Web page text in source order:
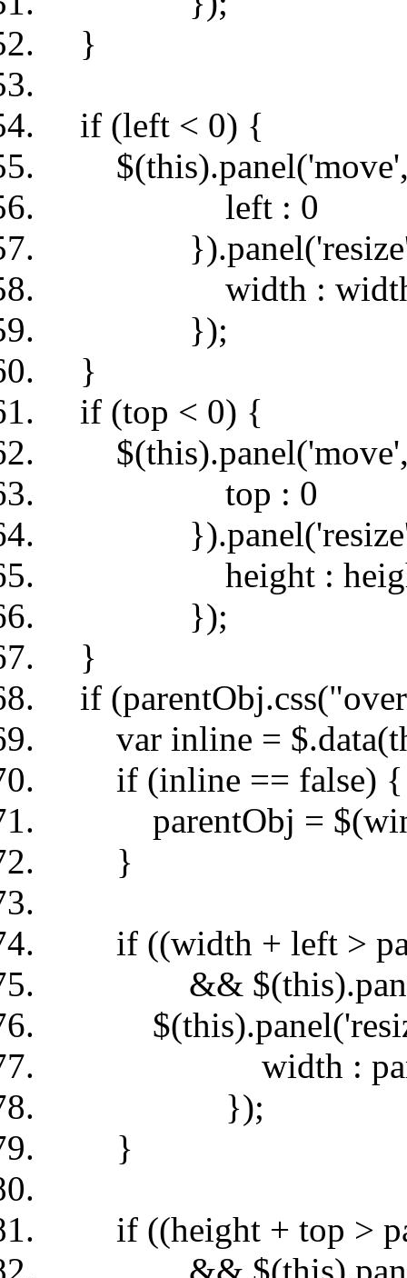
}
if (left < 0) {
left : 0
width : width
});
}
if (top < 0) {
top : 0
height : height
});
}
if
var inline =
if (inline == false) {
parentObj =
}
if ((width + left >
&&
width :
});
}
if ((height + top >